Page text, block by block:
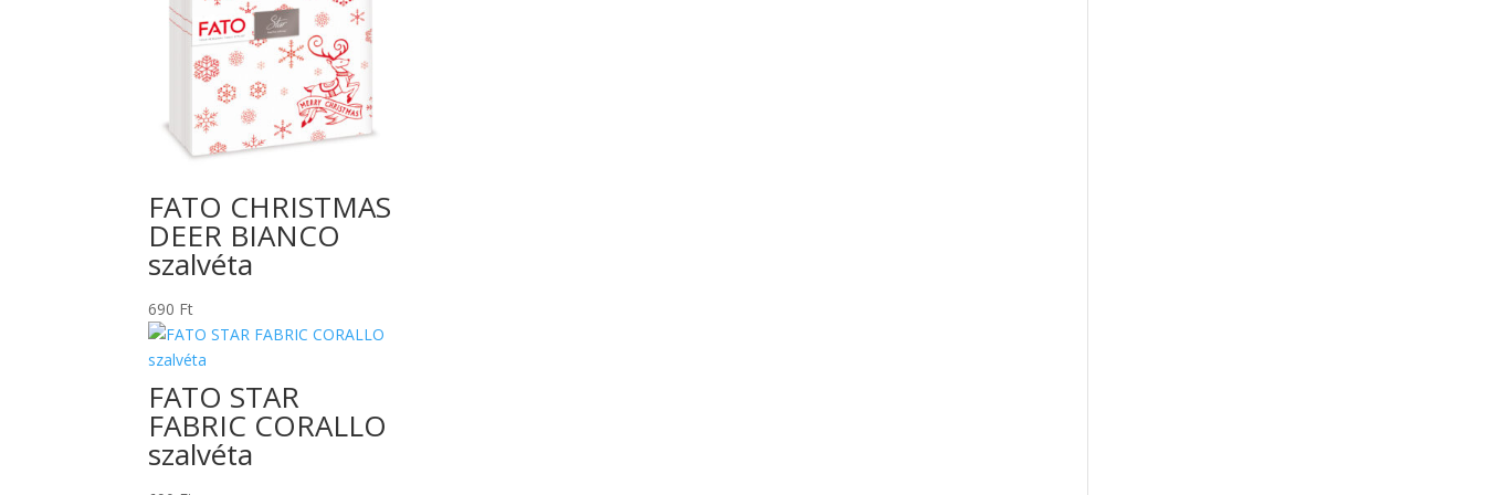
FATO CHRISTMAS
DEER BIANCO
szalvéta
690 Ft
FATO STAR
FABRIC CORALLO
szalvéta